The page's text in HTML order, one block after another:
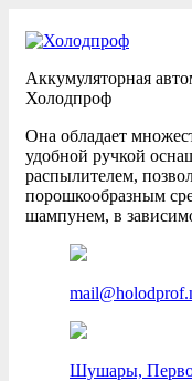
Аккумуляторная
Холодпроф
Она обладает
удобной ручкой
распылителем,
порошкообразным
шампунем, в
Шушары,